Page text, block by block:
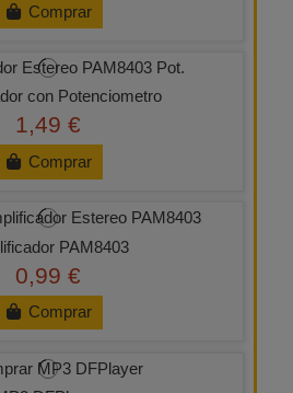
Comprar
con Potenciometro
1,49 €
Comprar
PAM8403
0,99 €
Comprar